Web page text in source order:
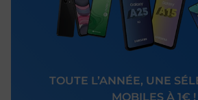
TOUTE L’ANNÉE, UNE
MOBILES À 1€ !